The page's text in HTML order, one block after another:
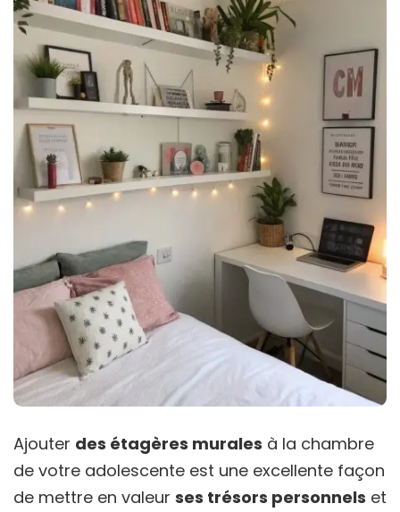
Ajouter des étagères murales à la chambre
de votre adolescente est une excellente façon
de mettre en valeur ses trésors personnels et